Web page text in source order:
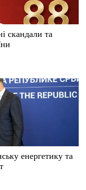
скандали та
енергетику та